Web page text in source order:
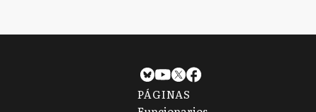
PÁGINAS